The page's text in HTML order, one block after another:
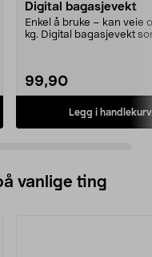
Digital bagasjevekt
Enkel å bruke – kan veie
kg. Digital bagasjevekt
99,90
Legg i handlekurv
vanlige ting